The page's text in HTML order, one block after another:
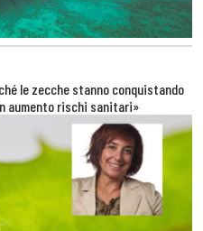
le zecche stanno conquistando
aumento rischi sanitari»